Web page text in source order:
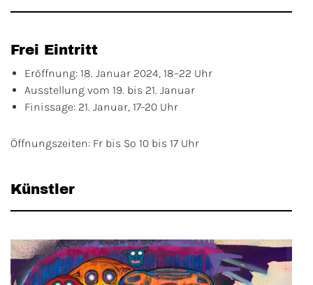
Frei Eintritt
Eröffnung: 18. Januar 2024, 18–22 Uhr
Ausstellung vom 19. bis 21. Januar
Finissage: 21. Januar, 17-20 Uhr
Öffnungszeiten: Fr bis So 10 bis 17 Uhr
Künstler